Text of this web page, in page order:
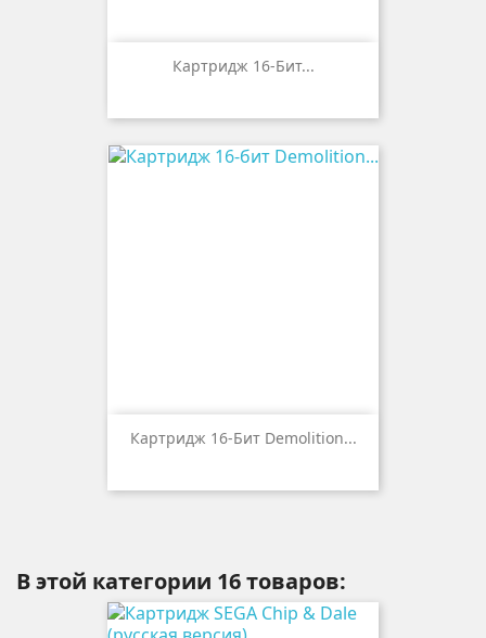
Картридж 16-Бит...
Картридж 16-Бит Demolition...
В этой категории 16 товаров: